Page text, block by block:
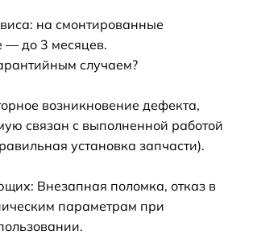
на смонтированные
— до 3 месяцев.
случаем?
возникновение дефекта,
связан с выполненной работой
установка запчасти).
Внезапная поломка, отказ в
параметрам при